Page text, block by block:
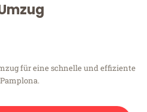
für eine schnelle und effiziente